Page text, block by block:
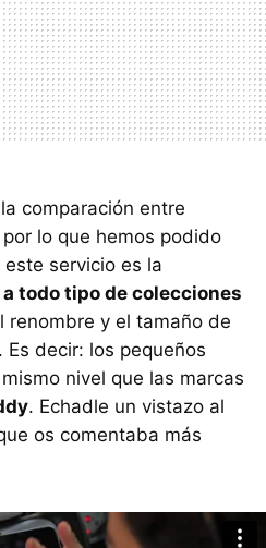
comparación entre
lo que hemos podido
servicio es la
todo tipo de colecciones
renombre y el tamaño de
decir: los pequeños
nivel que las marcas
. Echadle un vistazo al
os comentaba más